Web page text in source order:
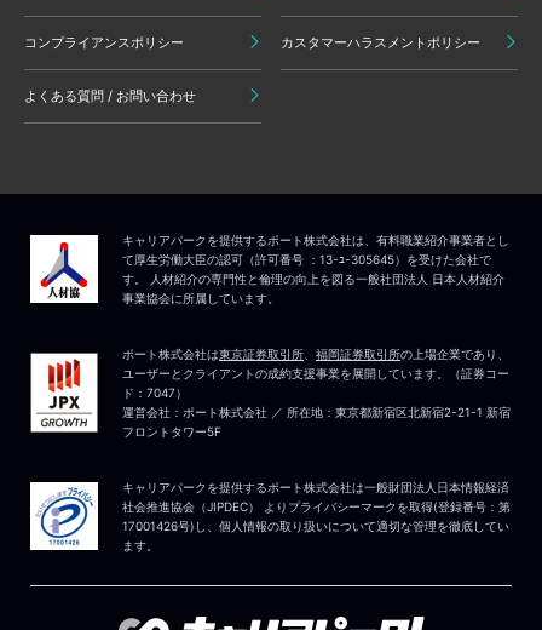
コンプライアンスポリシー カスタマーハラスメントポリシー
よくある質問 / お問い合わせ